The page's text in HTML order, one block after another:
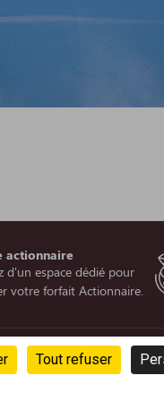
actionnaire
d'un espace dédié pour
votre forfait Actionnaire.
NOTRE
Tout refuser